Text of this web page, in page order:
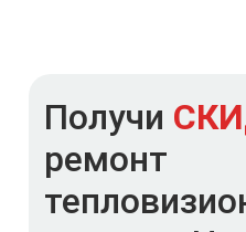
Получи
ремонт